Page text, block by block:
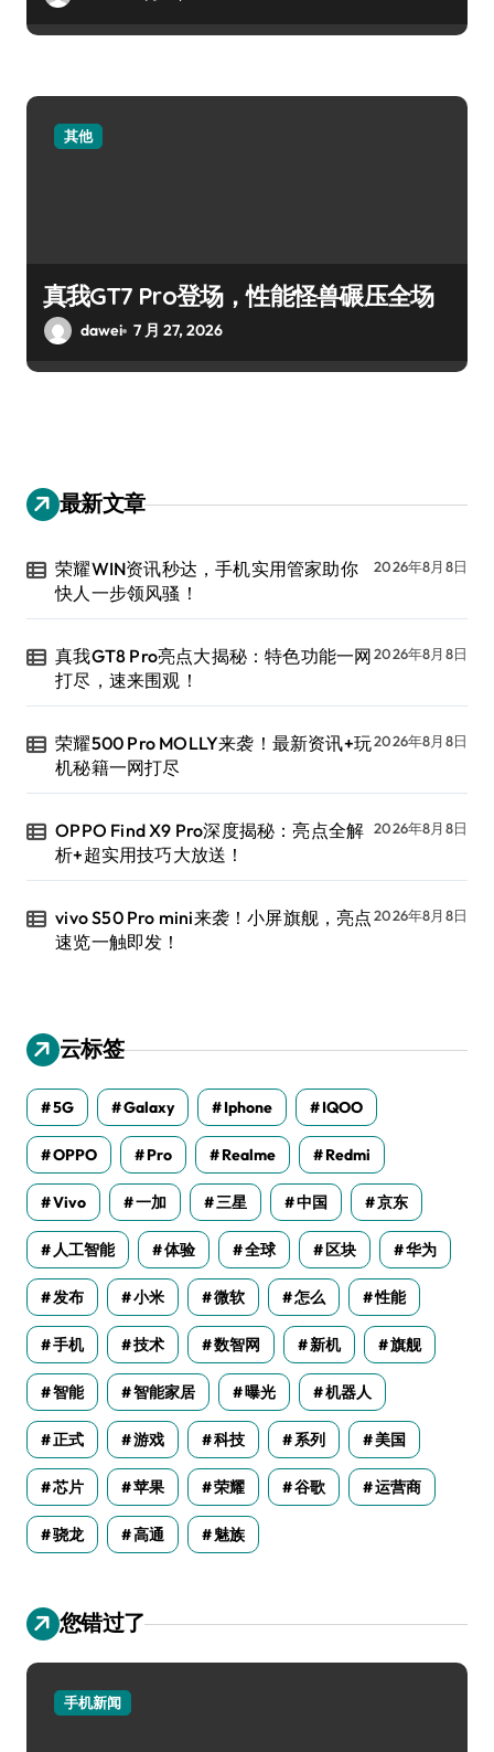
其他
真我GT7 Pro登场，性能怪兽碾压全场
dawei 7 月 27, 2026
最新文章
荣耀WIN资讯秒达，手机实用管家助你
快人一步领风骚！
2026年8月8日
真我GT8 Pro亮点大揭秘：特色功能一网
打尽，速来围观！
2026年8月8日
荣耀500 Pro MOLLY来袭！最新资讯+玩
机秘籍一网打尽
2026年8月8日
OPPO Find X9 Pro深度揭秘：亮点全解
析+超实用技巧大放送！
2026年8月8日
vivo S50 Pro mini来袭！小屏旗舰，亮点
速览一触即发！
2026年8月8日
云标签
5G Galaxy Iphone IQOO
OPPO Pro Realme Redmi
Vivo 一加 三星 中国 京东
人工智能 体验 全球 区块 华为
发布 小米 微软 怎么 性能
手机 技术 数智网 新机 旗舰
智能 智能家居 曝光 机器人
正式 游戏 科技 系列 美国
芯片 苹果 荣耀 谷歌 运营商
骁龙 高通 魅族
您错过了
手机新闻